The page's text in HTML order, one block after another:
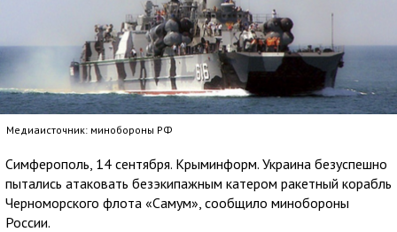
Медиаисточник: минобороны РФ
Симферополь, 14 сентября. Крыминформ. Украина безуспешно
пытались атаковать безэкипажным катером ракетный корабль
Черноморского флота «Самум», сообщило минобороны
России.